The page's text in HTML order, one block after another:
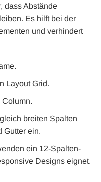
dass Abstände
Es hilft bei der
und verhindert
Layout Grid.
Column.
breiten Spalten
Gutter ein.
ein 12-Spalten-
Designs eignet.